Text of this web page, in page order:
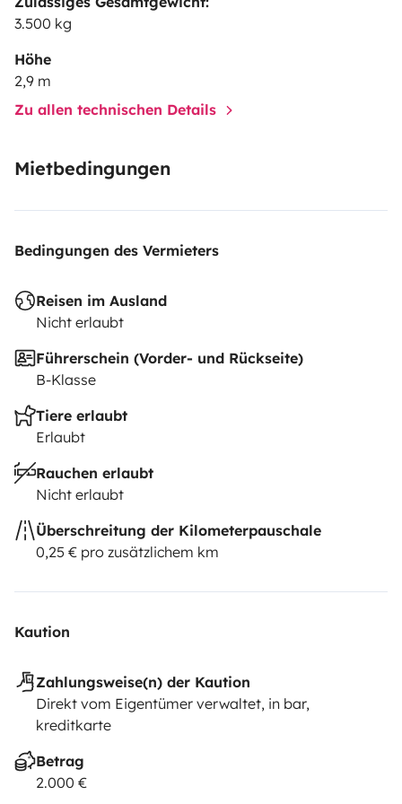
de 300 km/día
En alquleres de fin de semana la opción de km será de
900 km
Kit de menaje completo para 6 personas ( platos,
vasos, cubiertos )
3.500 kg
Höhe
2,9 m
Zu allen technischen Details
Mietbedingungen
Bedingungen des Vermieters
Reisen im Ausland
Nicht erlaubt
Führerschein (Vorder- und Rückseite)
B-Klasse
Tiere erlaubt
Erlaubt
Rauchen erlaubt
Nicht erlaubt
Überschreitung der Kilometerpauschale
0,25 € pro zusätzlichem km
Kaution
Zahlungsweise(n) der Kaution
Direkt vom Eigentümer verwaltet, in bar,
kreditkarte
Betrag
2.000 €